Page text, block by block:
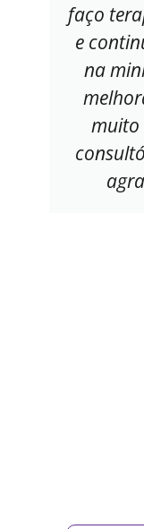
faço
e
na
muito